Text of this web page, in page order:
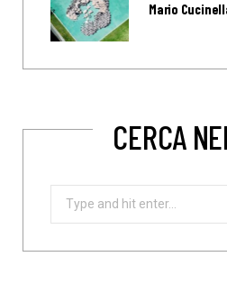
Mario
CERCA
Search